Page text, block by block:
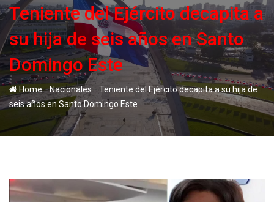
Teniente del Ejército decapita a
su hija de seis años en Santo
Domingo Este
Home-Nacionales
Teniente del Ejército decapita a su hija de
seis años en Santo Domingo Este